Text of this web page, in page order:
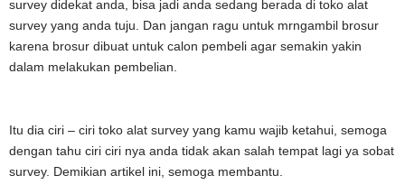
survey didekat anda, bisa jadi anda sedang berada di toko alat
survey yang anda tuju. Dan jangan ragu untuk mrngambil brosur
karena brosur dibuat untuk calon pembeli agar semakin yakin
dalam melakukan pembelian.
Itu dia ciri – ciri toko alat survey yang kamu wajib ketahui, semoga
dengan tahu ciri ciri nya anda tidak akan salah tempat lagi ya sobat
survey. Demikian artikel ini, semoga membantu.